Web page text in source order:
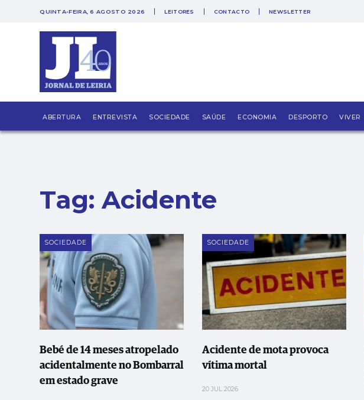
QUINTA-FEIRA, 6 AGOSTO 2026 LEITORES CONTACTO NEWSLETTER
ABERTURA ENTREVISTA SOCIEDADE SAÚDE ECONOMIA DESPORTO VIVER
Tag:Acidente
SOCIEDADE
Bebé de 14 meses atropelado
acidentalmente no Bombarral
em estado grave
SOCIEDADE
Acidente de mota provoca
vítima mortal
20 JUL 2026